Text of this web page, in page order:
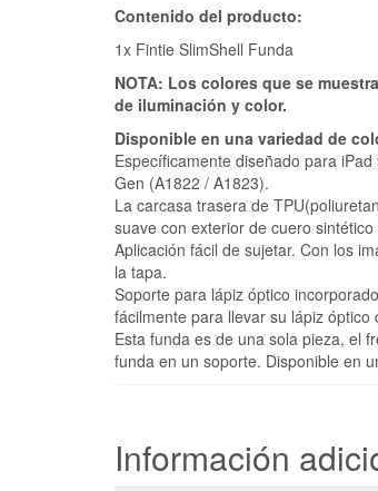
Contenido del producto:
1x Fintie SlimShell Funda
NOTA: Los colores que se
de iluminación y color.
Disponible en una variedad de
Específicamente diseñado para
Gen (A1822 / A1823).
La carcasa trasera de
suave con exterior de cuero
Aplicación fácil de sujetar. Con los
la tapa.
Soporte para lápiz óptico
fácilmente para llevar su lápiz
Esta funda es de una sola pieza, el
funda en un soporte. Disponible en
Información